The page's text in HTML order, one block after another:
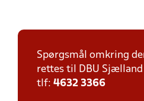
Spørgsmål omkring
rettes til DBU Sjælland
tlf: 4632 3366